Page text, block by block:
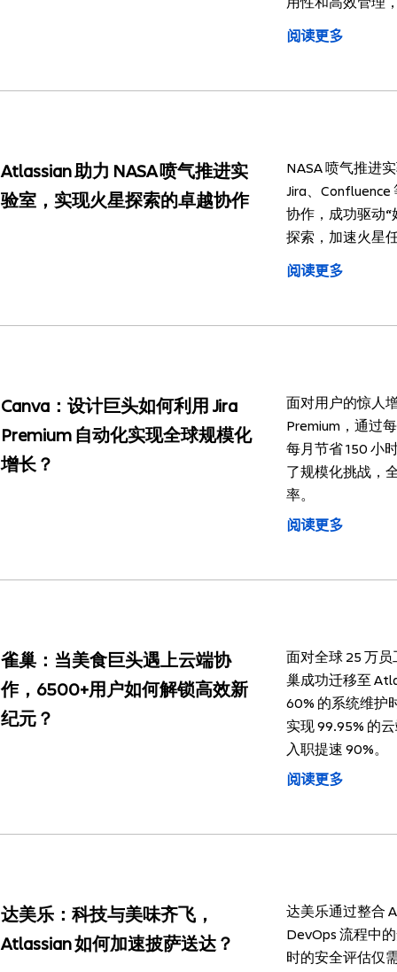
阅读更多
Atlassian 助力 NASA 喷气推进实
验室，实现火星探索的卓越协作
NASA 喷气推进
Jira、
协作，成功驱动
探索，加速火星
阅读更多
Canva：设计巨头如何利用 Jira
Premium 自动化实现全球规模化
增长？
面对用户的惊人
Premium，通过
每月节省 150 小
了规模化挑战，
率。
阅读更多
雀巢：当美食巨头遇上云端协
作，6500+用户如何解锁高效新
纪元？
面对全球 25 万
巢成功迁移至
60% 的系统维护
实现 99.95% 的
入职提速 90%。
阅读更多
达美乐：科技与美味齐飞，
Atlassian 如何加速披萨送达？
达美乐通过整合
DevOps 流程中
时的安全评估仅